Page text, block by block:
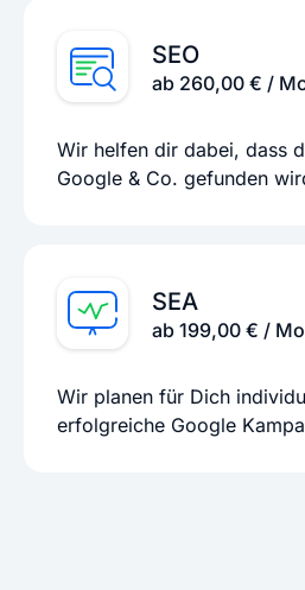
SEO
ab 260,00 € /
Wir helfen dir dabei, dass
Google & Co. gefunden
SEA
ab 199,00 € /
Wir planen für Dich
erfolgreiche Google